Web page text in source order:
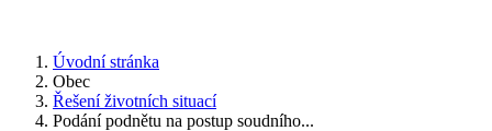
Úvodní stránka
Obec
Řešení životních situací
Podání podnětu na postup soudního...